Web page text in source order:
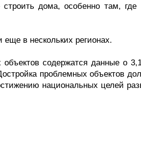
дома, особенно там, где
в нескольких регионах.
содержатся данные о
проблемных объектов
национальных целей